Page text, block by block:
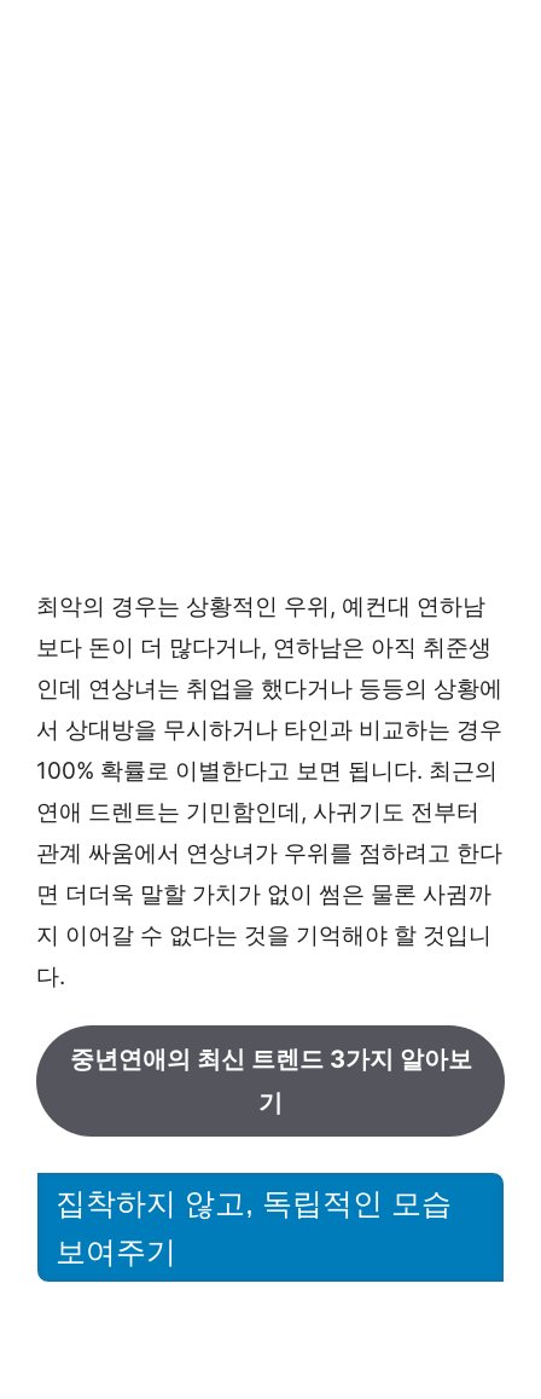
최악의 경우는 상황적인 우위, 예컨대 연하남
보다 돈이 더 많다거나, 연하남은 아직 취준생
인데 연상녀는 취업을 했다거나 등등의 상황에
서 상대방을 무시하거나 타인과 비교하는 경우
100% 확률로 이별한다고 보면 됩니다. 최근의
연애 드렌트는 기민함인데, 사귀기도 전부터
관계 싸움에서 연상녀가 우위를 점하려고 한다
면 더더욱 말할 가치가 없이 썸은 물론 사귐까
지 이어갈 수 없다는 것을 기억해야 할 것입니
다.
중년연애의 최신 트렌드 3가지 알아보
기
집착하지 않고, 독립적인 모습
보여주기